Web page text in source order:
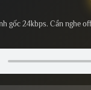
gốc 24kbps. Cần nghe